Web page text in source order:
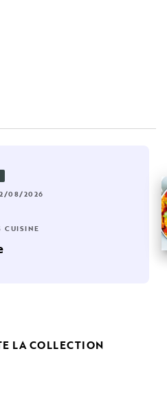
08/2026
CUISINE
LA COLLECTION